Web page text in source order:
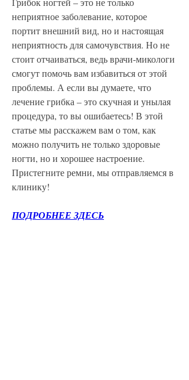
неприятное заболевание, которое
портит внешний вид, но и настоящая
неприятность для самочувствия. Но не
стоит отчаиваться, ведь врачи-микологи
смогут помочь вам избавиться от этой
проблемы. А если вы думаете, что
лечение грибка – это скучная и унылая
процедура, то вы ошибаетесь! В этой
статье мы расскажем вам о том, как
можно получить не только здоровые
ногти, но и хорошее настроение.
Пристегните ремни, мы отправляемся в
клинику!
ПОДРОБНЕЕ ЗДЕСЬ